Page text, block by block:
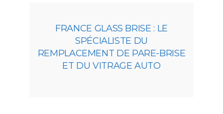
FRANCE GLASS BRISE : LE
SPÉCIALISTE DU
REMPLACEMENT DE PARE-BRISE
ET DU VITRAGE AUTO